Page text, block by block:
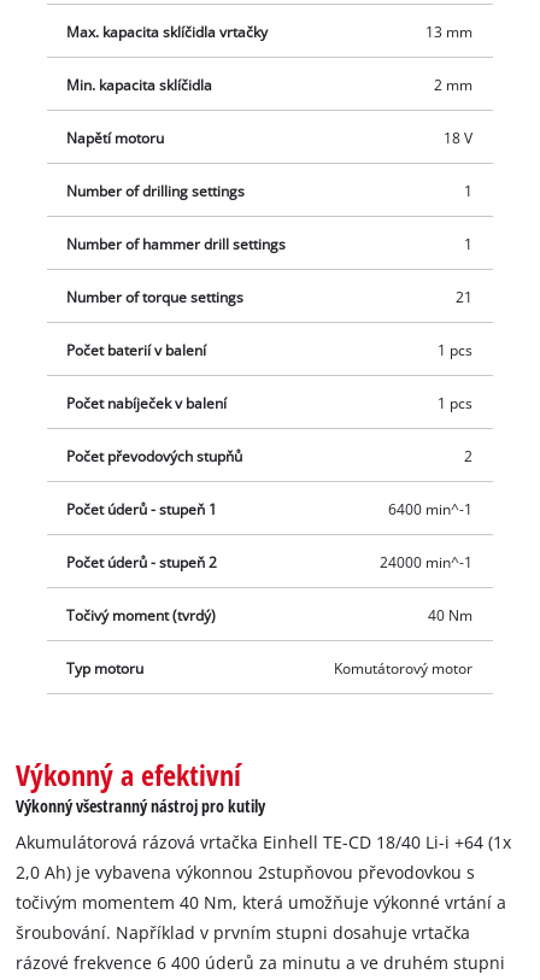
praktickém kufříku.
Max. kapacita sklíčidla vrtačky 13 mm
Min. kapacita sklíčidla 2 mm
Napětí motoru 18 V
Number of drilling settings 1
Number of hammer drill settings 1
Number of torque settings 21
Počet baterií v balení 1 pcs
Počet nabíječek v balení 1 pcs
Počet převodových stupňů 2
Počet úderů - stupeň 1 6400 min^-1
Počet úderů - stupeň 2 24000 min^-1
Točivý moment (tvrdý) 40 Nm
Typ motoru Komutátorový motor
Výkonný a efektivní
Výkonný všestranný nástroj pro kutily
Akumulátorová rázová vrtačka Einhell TE-CD 18/40 Li-i +64 (1x
2,0 Ah) je vybavena výkonnou 2stupňovou převodovkou s
točivým momentem 40 Nm, která umožňuje výkonné vrtání a
šroubování. Například v prvním stupni dosahuje vrtačka
rázové frekvence 6 400 úderů za minutu a ve druhém stupni